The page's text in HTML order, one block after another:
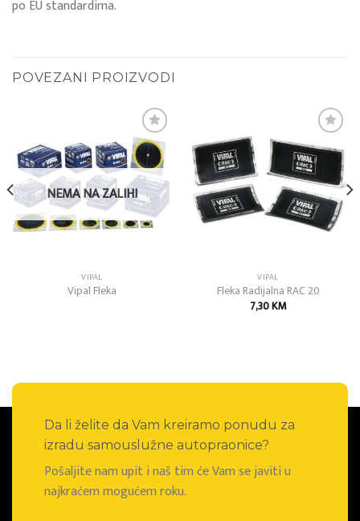
po EU standardima.
POVEZANI PROIZVODI
Add to
wishlist
NEMA NA ZALIHI
VIPAL
Vipal Fleka
Add to
wishlist
VIPAL
Fleka Radijalna RAC 20
7,30KM
Da li želite da Vam kreiramo ponudu za
izradu samouslužne autopraonice?
Pošaljite nam upit i naš tim će Vam se javiti u
najkraćem mogućem roku.